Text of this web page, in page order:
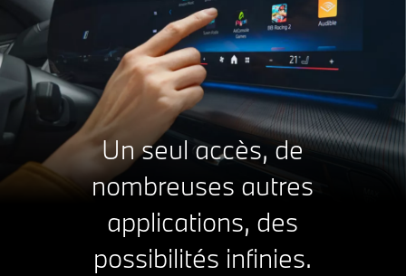
Un seul accès, de
nombreuses autres
applications, des
possibilités infinies.